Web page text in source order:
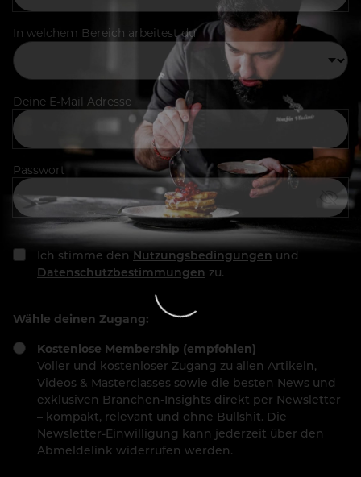
In welchem Bereich arbeitest du
Deine E-Mail Adresse
Passwort
Ich stimme den Nutzungsbedingungen und
Datenschutzbestimmungen zu.
Wähle deinen Zugang:
Kostenlose Membership (empfohlen)
Voller und kostenloser Zugang zu allen Artikeln,
Videos & Masterclasses sowie die besten News und
exklusiven Branchen-Insights direkt per Newsletter
– kompakt, relevant und ohne Bullshit. Die
Newsletter-Einwilligung kann jederzeit über den
Abmeldelink widerrufen werden.